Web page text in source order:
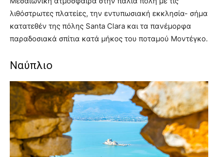
λιθόστρωτες πλατείες, την εντυπωσιακή εκκλησία- σήμα
κατατεθέν της πόλης Santa Clara και τα πανέμορφα
παραδοσιακά σπίτια κατά μήκος του ποταμού Μοντέγκο.
Ναύπλιο